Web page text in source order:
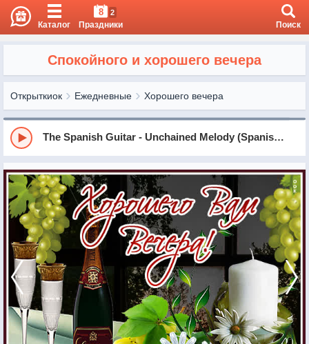
Каталог
8 2
Праздники Поиск
Спокойного и хорошего вечера
Открыткиок Ежедневные Хорошего вечера
The Spanish Guitar - Unchained Melody (Spanish Guitar Version)